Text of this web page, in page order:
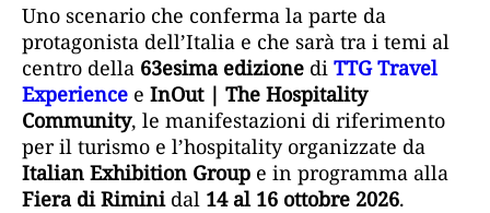
Uno scenario che conferma la parte da
protagonista dell’Italia e che sarà tra i temi al
centro della 63esima edizione di TTG Travel
Experience e InOut | The Hospitality
Community, le manifestazioni di riferimento
per il turismo e l’hospitality organizzate da
Italian Exhibition Group e in programma alla
Fiera di Riminidal 14 al 16 ottobre 2026.